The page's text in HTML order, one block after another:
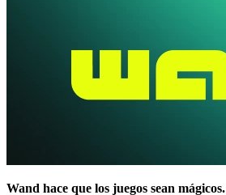
Wand hace que los juegos sean mágicos.